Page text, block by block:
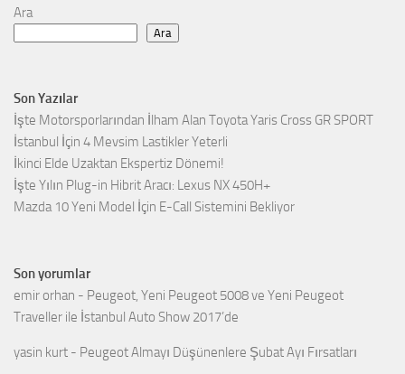
Ara
Ara
Son Yazılar
İşte Motorsporlarından İlham Alan Toyota Yaris Cross GR SPORT
İstanbul İçin 4 Mevsim Lastikler Yeterli
İkinci Elde Uzaktan Ekspertiz Dönemi!
İşte Yılın Plug-in Hibrit Aracı: Lexus NX 450H+
Mazda 10 Yeni Model İçin E-Call Sistemini Bekliyor
Son yorumlar
emir orhan - Peugeot, Yeni Peugeot 5008 ve Yeni Peugeot
Traveller ile İstanbul Auto Show 2017’de
yasin kurt - Peugeot Almayı Düşünenlere Şubat Ayı Fırsatları